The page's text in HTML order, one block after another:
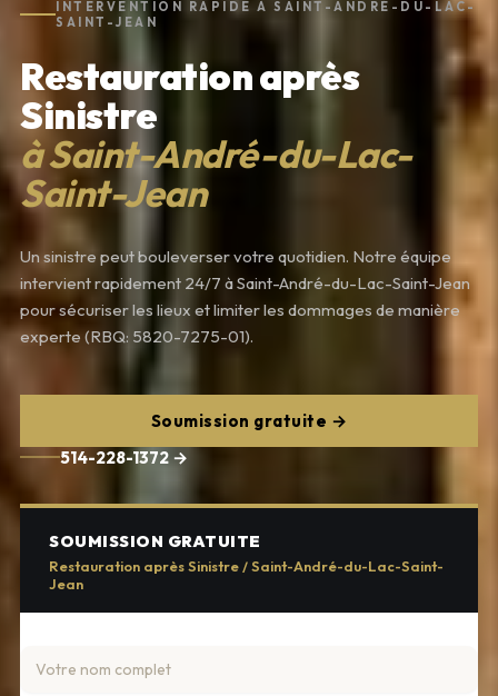
INTERVENTION RAPIDE À SAINT-ANDRÉ-DU-LAC-
SAINT-JEAN
Restauration après
Sinistre
à Saint-André-du-Lac-
Saint-Jean
Un sinistre peut bouleverser votre quotidien. Notre équipe
intervient rapidement 24/7 à Saint-André-du-Lac-Saint-Jean
pour sécuriser les lieux et limiter les dommages de manière
experte (RBQ: 5820-7275-01).
Soumission gratuite →
514-228-1372 →
SOUMISSION GRATUITE
Restauration après Sinistre / Saint-André-du-Lac-Saint-
Jean